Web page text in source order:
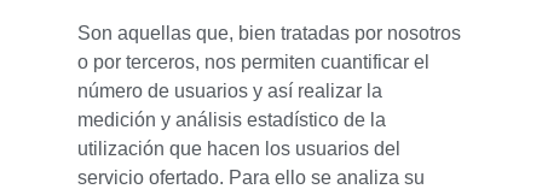
Son aquellas que, bien tratadas por nosotros
o por terceros, nos permiten cuantificar el
número de usuarios y así realizar la
medición y análisis estadístico de la
utilización que hacen los usuarios del
servicio ofertado. Para ello se analiza su